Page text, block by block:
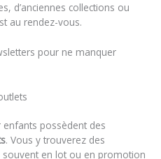
d’anciennes collections ou
au rendez-vous.
pour ne manquer
possèdent des
. Vous y trouverez des
en lot ou en promotion